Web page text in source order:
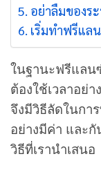
อย่าลืมของร
เริ่มทำฟรีแล
ในฐานะฟรีแลน
ต้องใช้เวลาอย่
จึงมีวิธีลัดในกา
อย่างมีค่า และ
วิธีที่เรานำเสนอ